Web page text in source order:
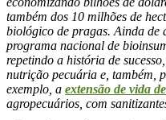
também dos 10 milhões de
biológico de pragas. Ainda de
programa nacional de
repetindo a história de
nutrição pecuária e, também,
exemplo, a extensão de vida
agropecuários, com